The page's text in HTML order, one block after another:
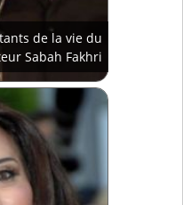
de la vie du
Sabah Fakhri